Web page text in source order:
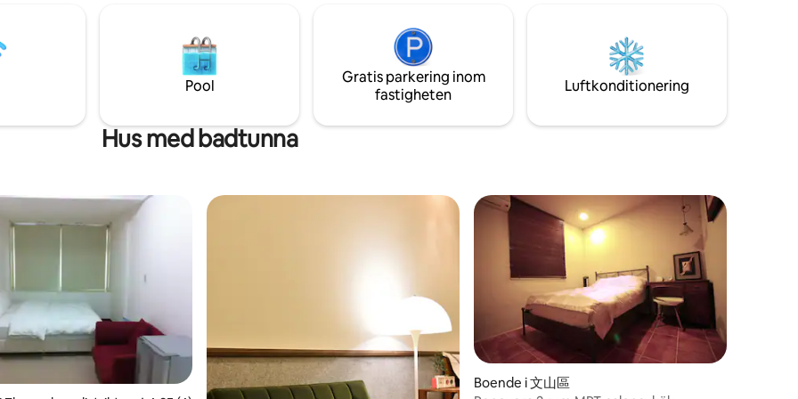
kortkontroll hiss, privat
jacuzzi, värme och kyla
helt ny
torktumlare, ljus och
och integritet. Omgiven
som är öppna dygnet runt,
ris med fläskfärs,
Movie Street, apotek,
allt på en gata, bara 2
från "Eslite",
"Muji" och "DON DON DONKI •
som du bara måste besöka
är en stad
här, du kan gå ut och gå
till många butiker, men det
tyst miljö. Du kan alltid ha
gå runt... För dem som
liten resa till Taipei, ett
】 [Vi erbjuder betalda överföringar och
chartrade resor]
promenad till MRT/BUSSTATIONEN City
Hall, 15 minuters bilresa från Songshan
Airport
Pool
Gratis parkering inom
fastigheten
Luftkonditionering
Hus med badtunna
Boende i 文山區